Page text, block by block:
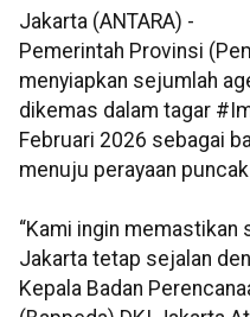
Jakarta (ANTARA) -
Pemerintah Provinsi
menyiapkan sejumlah
dikemas dalam tagar
Februari 2026 sebagai
menuju perayaan
“Kami ingin memastikan
Jakarta tetap sejalan
Kepala Badan